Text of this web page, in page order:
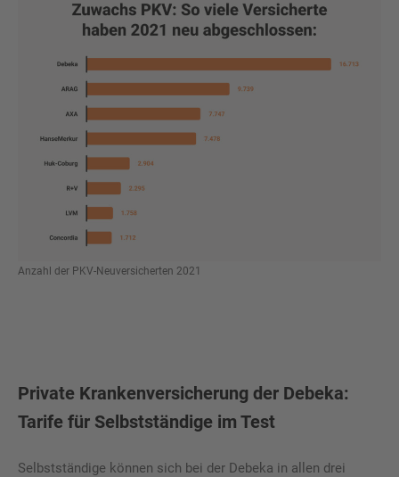
Anzahl der PKV-Neuversicherten 2021
Private Krankenversicherung der Debeka:
Tarife für Selbstständige im Test
Selbstständige können sich bei der Debeka in allen drei